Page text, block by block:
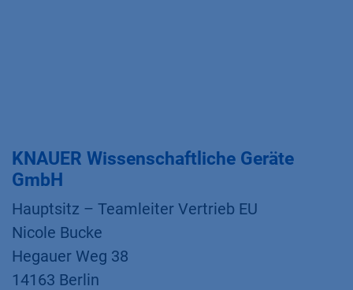
KNAUER Wissenschaftliche Geräte
GmbH
Hauptsitz – Teamleiter Vertrieb EU
Nicole Bucke
Hegauer Weg 38
14163 Berlin